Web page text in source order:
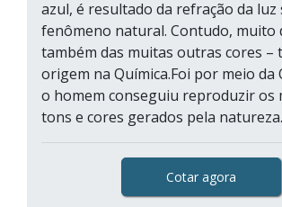
azul, é resultado da refração da luz
fenômeno natural. Contudo, muito
também das muitas outras cores –
origem na Química.Foi por meio da
o homem conseguiu reproduzir os
tons e cores gerados pela
Cotar agora